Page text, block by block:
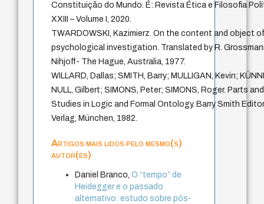
Constituição do Mundo. É: Revista Ética e Filosofia
XXIII – Volume I, 2020.
TWARDOWSKI, Kazimierz. On the content and object
psychological investigation. Translated by R.
Nihjoff- The Hague, Australia, 1977.
WILLARD, Dallas; SMITH, Barry; MULLIGAN, Kevin;
NULL, Gilbert; SIMONS, Peter; SIMONS, Roger. Parts
Studies in Logic and Formal Ontology. Barry Smith
Verlag, München, 1982.
Artigos mais lidos pelo mesmo(s)
autor(es)
Daniel Branco,O “tempo” de
Heidegger e o passado
alternativo: estudo sobre pós-